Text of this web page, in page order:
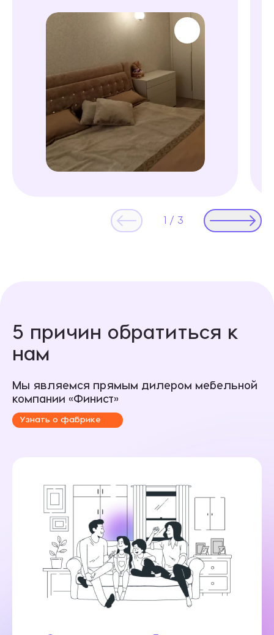
1 / 3
5 причин обратиться к
нам
Мы являемся прямым дилером мебельной
компании «Финист»
Узнать о фабрике